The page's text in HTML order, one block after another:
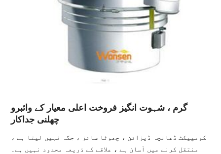
گرم ، شہوت انگیز فروخت اعلی معیار کے وائبرو
چھلنی جداکار
کومپیکٹ ڈھانچہ ڈیزائن ، چھوٹا سائز ، جگہ نہیں لیتا ہے ،
منتقل کرنے میں آسان ہے ، علاقے کے ذریعہ محدود نہیں ہے۔